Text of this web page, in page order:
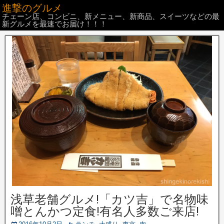
進撃のグルメ
チェーン店、コンビニ、新メニュー、新商品、スイーツなどの最
新グルメを最速でお届け！！！
浅草老舗グルメ!「カツ吉」で名物味
噌とんかつ定食!有名人多数ご来店!